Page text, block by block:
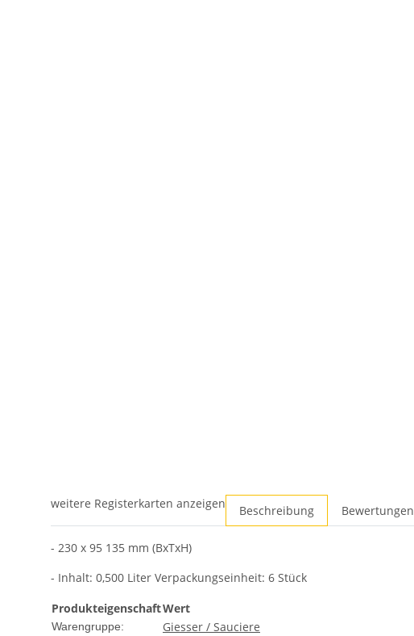
weitere Registerkarten anzeigen Beschreibung Bewertungen
- 230 x 95 135 mm (BxTxH)
- Inhalt: 0,500 Liter Verpackungseinheit: 6 Stück
ProdukteigenschaftWert
Warengruppe: Giesser / Sauciere